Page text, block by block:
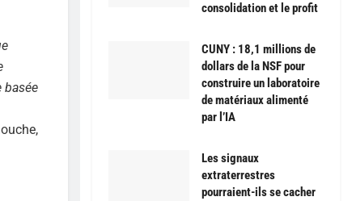
basée
consolidation et le profit
CUNY : 18,1 millions de
dollars de la NSF pour
construire un laboratoire
de matériaux alimenté
par l’IA
Les signaux
extraterrestres
pourraient-ils se cacher